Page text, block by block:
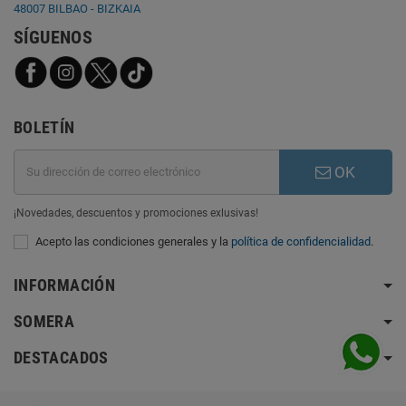
48007 BILBAO - BIZKAIA
SÍGUENOS
BOLETÍN
OK
¡Novedades, descuentos y promociones exlusivas!
Acepto las condiciones generales y la política de confidencialidad.
INFORMACIÓN
SOMERA
DESTACADOS